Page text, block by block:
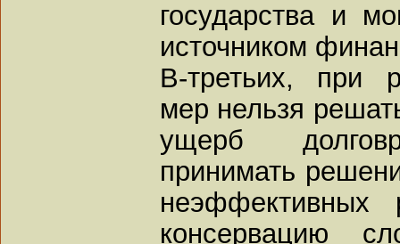
государства и
источником
В-третьих, при
мер нельзя
ущерб
принимать
неэффективных
консервацию